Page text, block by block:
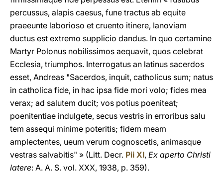
percussus, alapis caesus, fune tractus ab equite
praeeunte laborioso et cruento itinere, Ianoviam
ductus est extremo supplicio dandus. In quo certamine
Martyr Polonus nobilissimos aequavit, quos celebrat
Ecclesia, triumphos. Interrogatus an latinus sacerdos
esset, Andreas "Sacerdos, inquit, catholicus sum; natus
in catholica fide, in hac ipsa fide mori volo; fides mea
verax; ad salutem ducit; vos potius poeniteat;
poenitentiae indulgete, secus vestris in erroribus salu
tem assequi minime poteritis; fidem meam
amplectentes, ueum verum cognoscetis, animasque
vestras salvabitis" » (Litt. Decr. Pii XI, Ex aperto Christi
latere: A. A. S. vol. XXX, 1938, p. 359).